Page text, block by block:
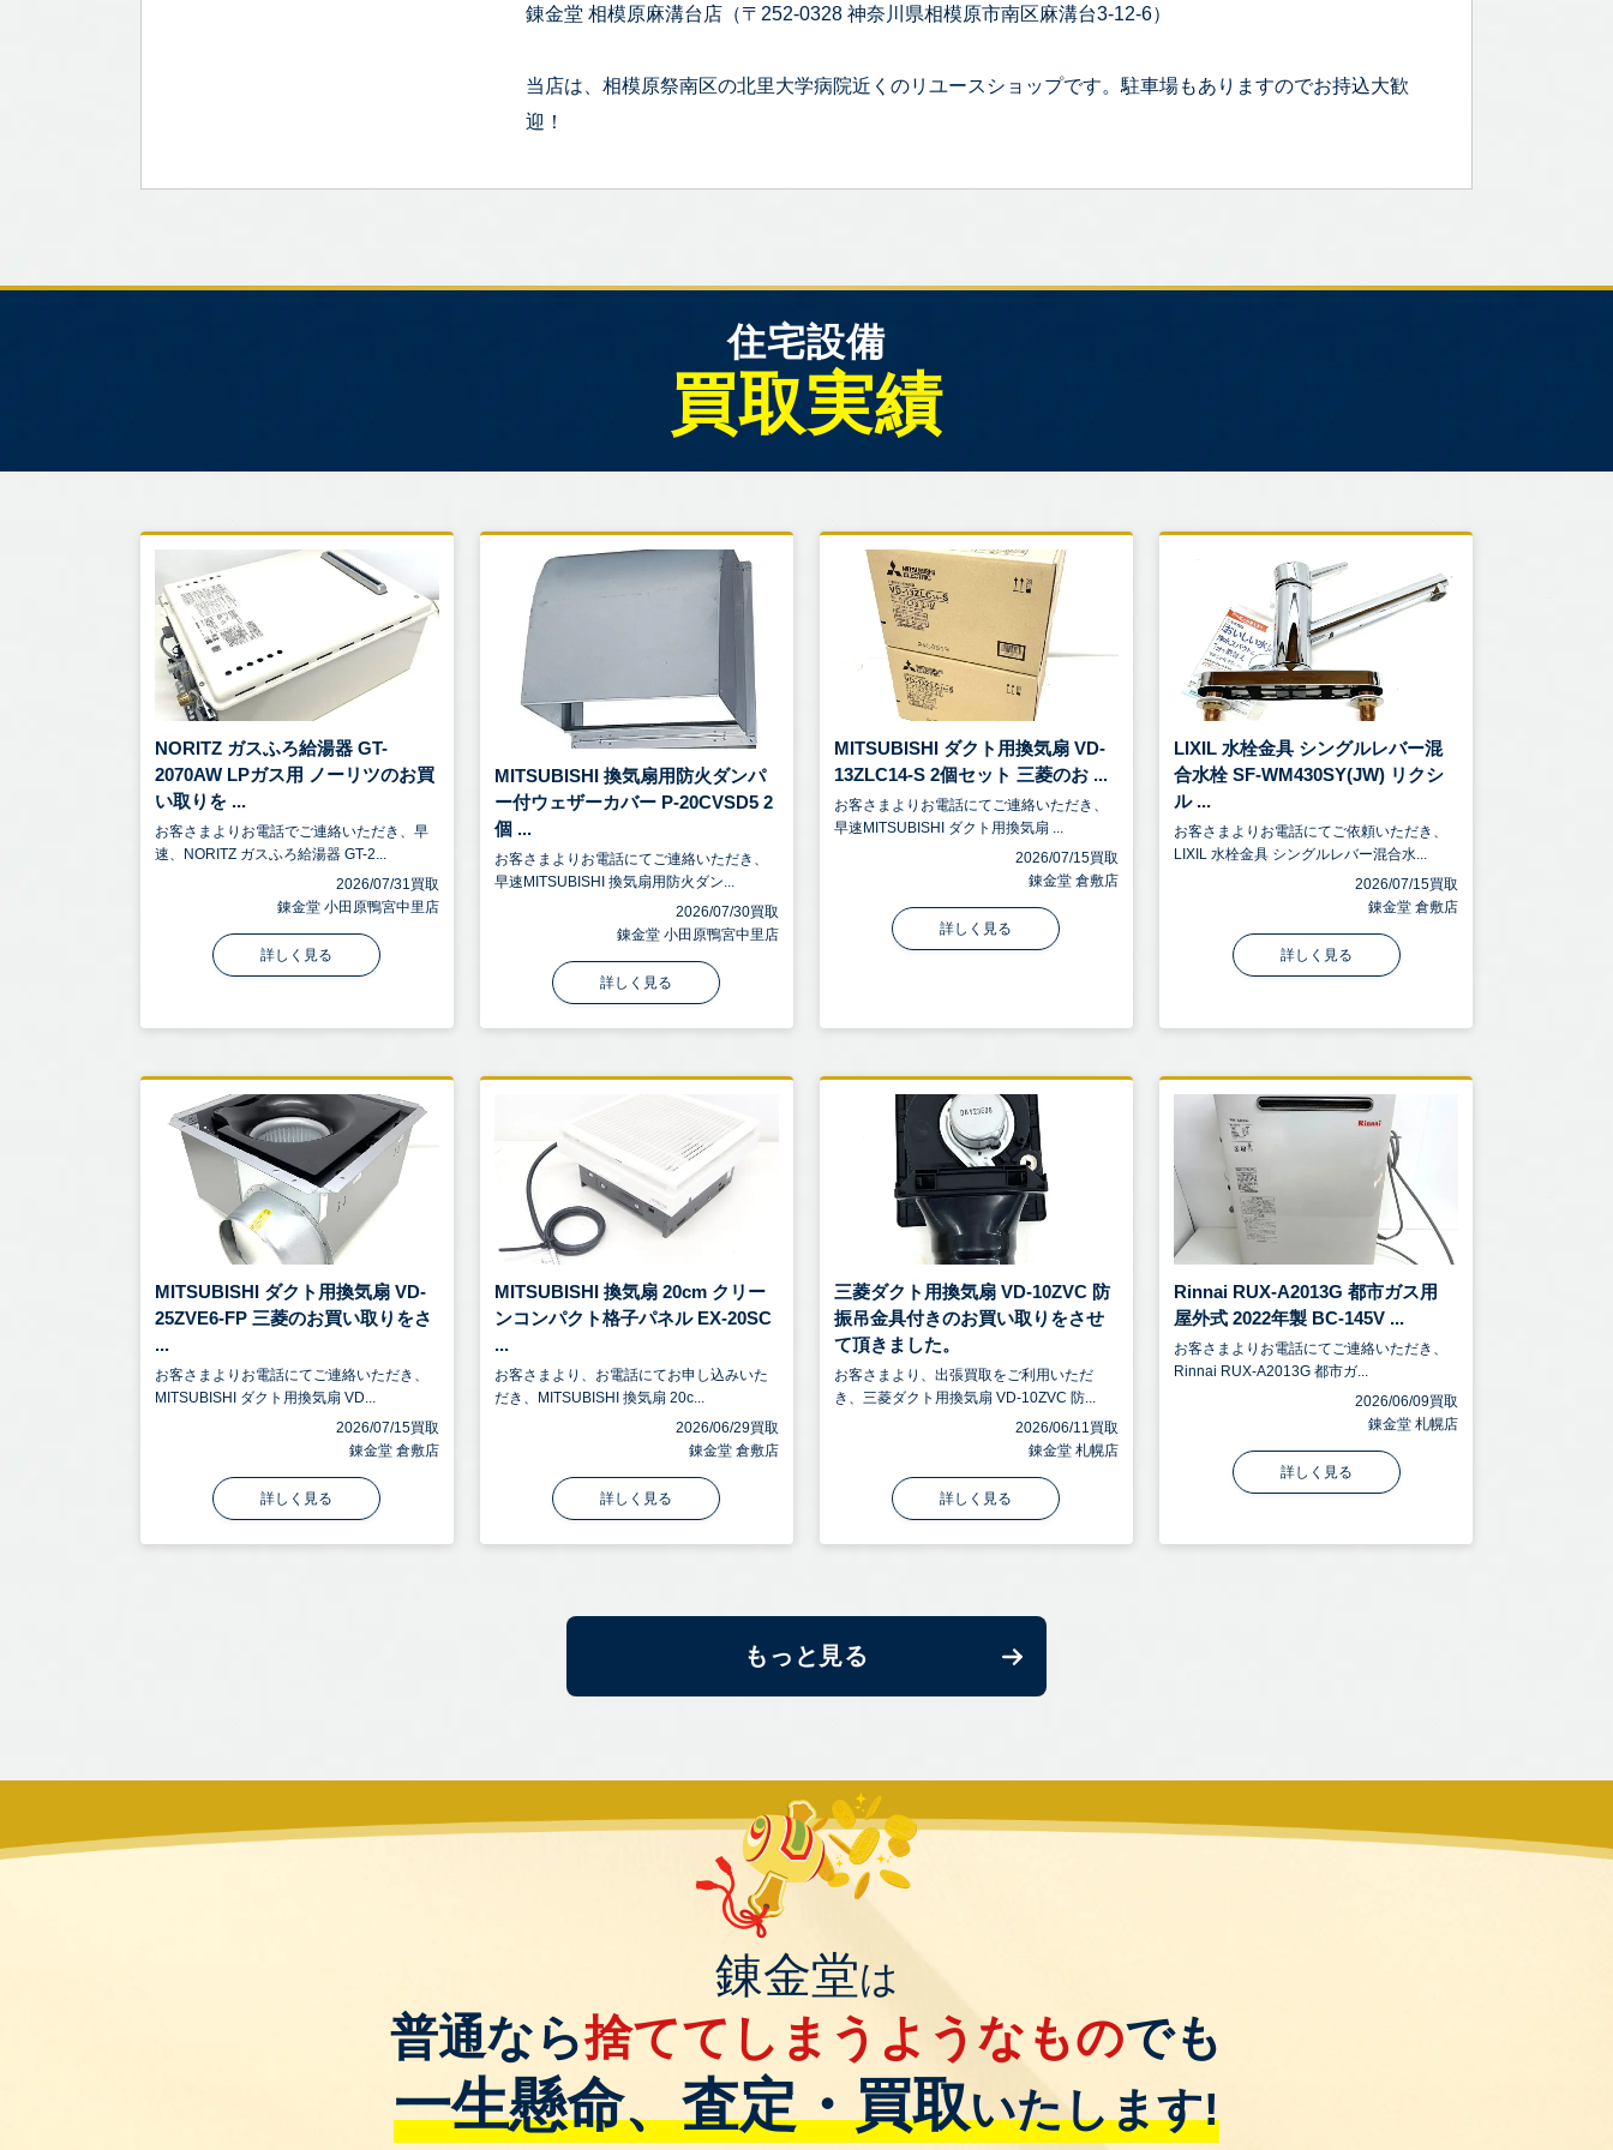
錬金堂 相模原麻溝台店（〒252-0328 神奈川県相模原市南区麻溝台3-12-6）
当店は、相模原祭南区の北里大学病院近くのリユースショップです。駐車場もありますのでお持込大歓
迎！
住宅設備
買取実績
NORITZ ガスふろ給湯器 GT-
2070AW LPガス用 ノーリツのお買
い取りを ...
お客さまよりお電話でご連絡いただき、早
速、NORITZ ガスふろ給湯器 GT-2...
2026/07/31買取
錬金堂 小田原鴨宮中里店
詳しく見る
MITSUBISHI 換気扇用防火ダンパ
ー付ウェザーカバー P-20CVSD5 2
個 ...
お客さまよりお電話にてご連絡いただき、
早速MITSUBISHI 換気扇用防火ダン...
2026/07/30買取
錬金堂 小田原鴨宮中里店
詳しく見る
MITSUBISHI ダクト用換気扇 VD-
13ZLC14-S 2個セット 三菱のお ...
お客さまよりお電話にてご連絡いただき、
早速MITSUBISHI ダクト用換気扇 ...
2026/07/15買取
錬金堂 倉敷店
詳しく見る
LIXIL 水栓金具 シングルレバー混
合水栓 SF-WM430SY(JW) リクシ
ル ...
お客さまよりお電話にてご依頼いただき、
LIXIL 水栓金具 シングルレバー混合水...
2026/07/15買取
錬金堂 倉敷店
詳しく見る
MITSUBISHI ダクト用換気扇 VD-
25ZVE6-FP 三菱のお買い取りをさ
...
お客さまよりお電話にてご連絡いただき、
MITSUBISHI ダクト用換気扇 VD...
2026/07/15買取
錬金堂 倉敷店
詳しく見る
MITSUBISHI 換気扇 20cm クリー
ンコンパクト格子パネル EX-20SC
...
お客さまより、お電話にてお申し込みいた
だき、MITSUBISHI 換気扇 20c...
2026/06/29買取
錬金堂 倉敷店
詳しく見る
三菱ダクト用換気扇 VD-10ZVC 防
振吊金具付きのお買い取りをさせ
て頂きました。
お客さまより、出張買取をご利用いただ
き、三菱ダクト用換気扇 VD-10ZVC 防...
2026/06/11買取
錬金堂 札幌店
詳しく見る
Rinnai RUX-A2013G 都市ガス用
屋外式 2022年製 BC-145V ...
お客さまよりお電話にてご連絡いただき、
Rinnai RUX-A2013G 都市ガ...
2026/06/09買取
錬金堂 札幌店
詳しく見る
もっと見る
錬金堂は
普通なら捨ててしまうようなものでも
一生懸命、査定・買取いたします!